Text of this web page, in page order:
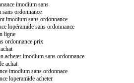
imodium sans
ordonnance
imodium sans ordonnance
lopéramide sans ordonnance
ligne
ordonnance prix
acheter imodium sans ordonnance
achat
imodium sans ordonnace
loperamide acheter